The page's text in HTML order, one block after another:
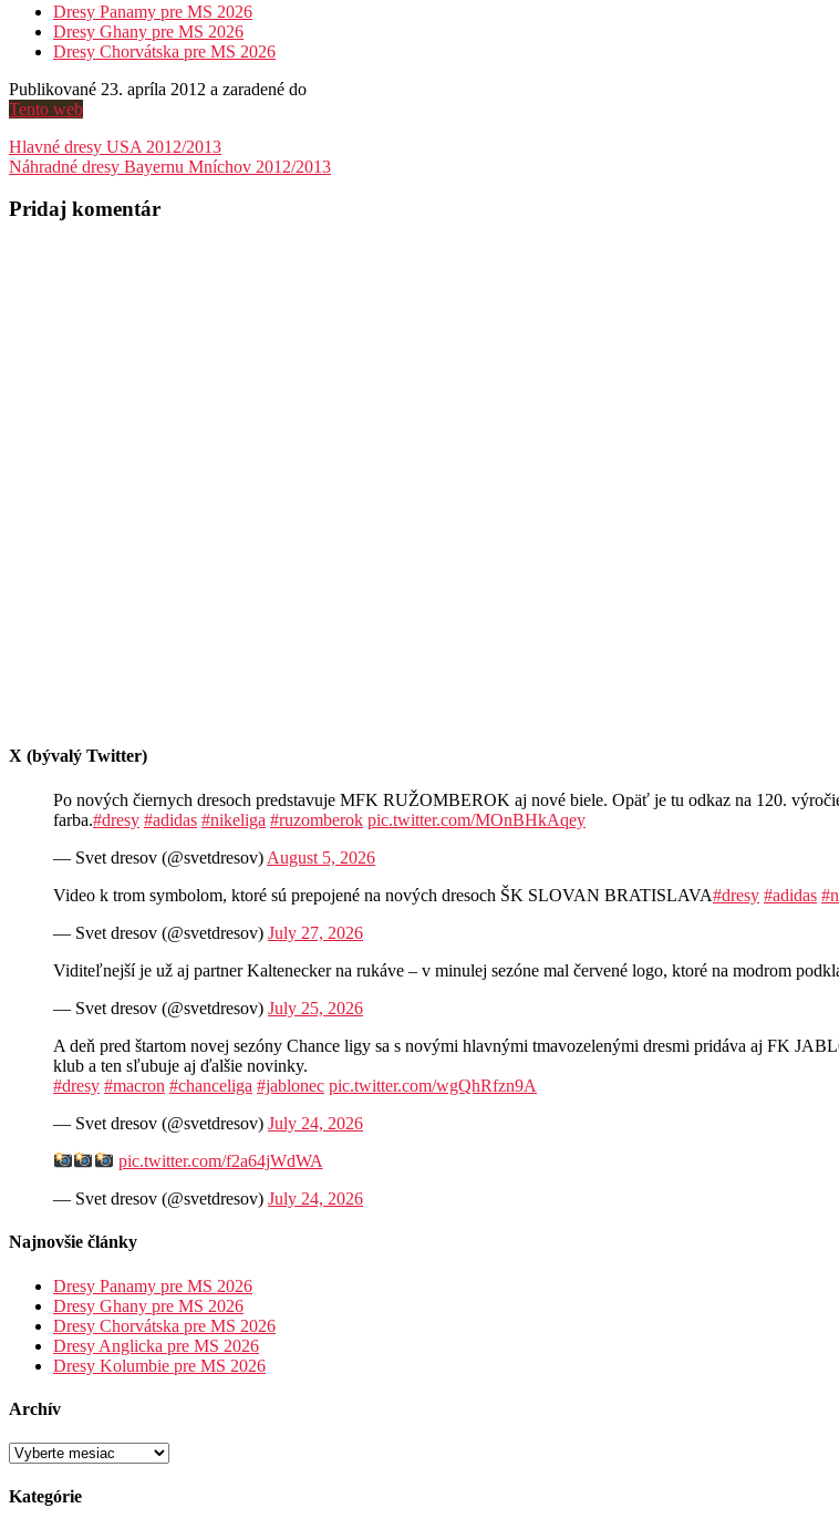
Dresy Panamy pre MS 2026
Dresy Ghany pre MS 2026
Dresy Chorvátska pre MS 2026
Publikované 23. apríla 2012 a zaradené do
Tento web
Navigácia
v
článku
Hlavné dresy USA 2012/2013
Náhradné dresy Bayernu Mníchov 2012/2013
Pridaj komentár
X (bývalý Twitter)
Po nových čiernych dresoch predstavuje MFK RUŽOMBEROK aj nové biele. Opäť je tu odkaz na 120.
farba.#dresy #adidas #nikeliga #ruzomberok pic.twitter.com/MOnBHkAqey
— Svet dresov (@svetdresov) August 5, 2026
Video k trom symbolom, ktoré sú prepojené na nových dresoch ŠK SLOVAN BRATISLAVA#dresy #adidas
— Svet dresov (@svetdresov) July 27, 2026
Viditeľnejší je už aj partner Kaltenecker na rukáve – v minulej sezóne mal červené logo, ktoré na modrom
— Svet dresov (@svetdresov) July 25, 2026
A deň pred štartom novej sezóny Chance ligy sa s novými hlavnými tmavozelenými dresmi pridáva aj FK
klub a ten sľubuje aj ďalšie novinky.
#dresy #macron #chanceliga #jablonec pic.twitter.com/wgQhRfzn9A
— Svet dresov (@svetdresov) July 24, 2026
pic.twitter.com/f2a64jWdWA
— Svet dresov (@svetdresov) July 24, 2026
Najnovšie články
Dresy Panamy pre MS 2026
Dresy Ghany pre MS 2026
Dresy Chorvátska pre MS 2026
Dresy Anglicka pre MS 2026
Dresy Kolumbie pre MS 2026
Archív
Archív
Kategórie